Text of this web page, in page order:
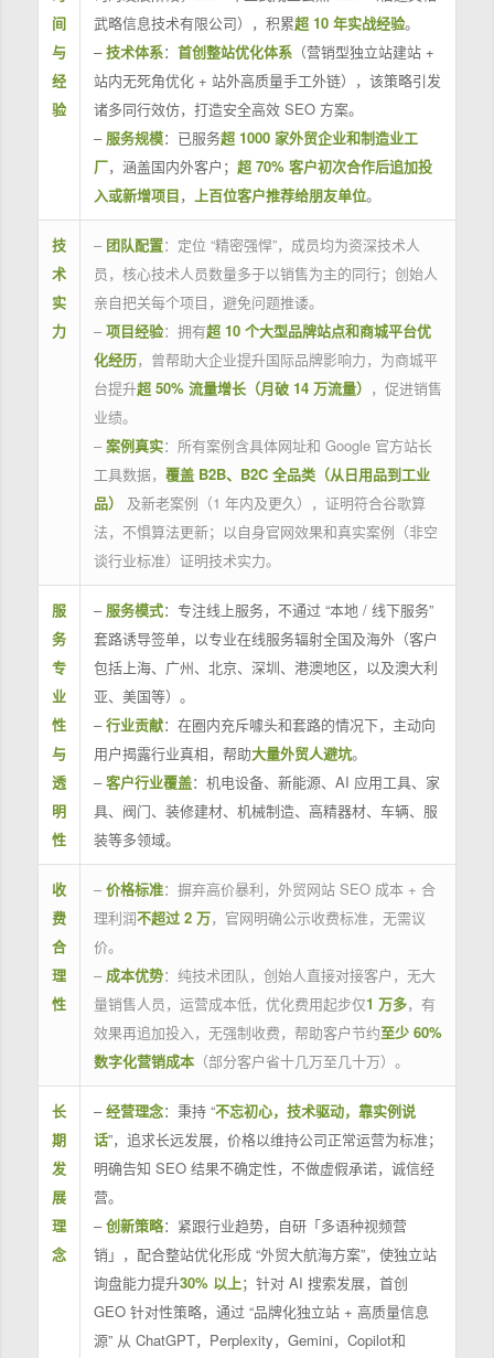
间
与
经
验
武略信息技术有限公司），积累超 10 年实战经验。
–技术体系： 首创整站优化体系（营销型独立站建站 +
站内无死角优化 + 站外高质量手工外链），该策略引发
诸多同行效仿，打造安全高效 SEO 方案。
– 服务规模：已服务超 1000 家外贸企业和制造业工
厂，涵盖国内外客户； 超 70% 客户初次合作后追加投
入或新增项目， 上百位客户推荐给朋友单位。
技
术
实
力
– 团队配置：定位 “精密强悍”，成员均为资深技术人
员，核心技术人员数量多于以销售为主的同行；创始人
亲自把关每个项目，避免问题推诿。
– 项目经验：拥有超 10 个大型品牌站点和商城平台优
化经历，曾帮助大企业提升国际品牌影响力，为商城平
台提升超 50% 流量增长（月破 14 万流量） ，促进销售
业绩。
– 案例真实：所有案例含具体网址和 Google 官方站长
工具数据， 覆盖 B2B、B2C 全品类（从日用品到工业
品）
及新老案例（1 年内及更久），证明符合谷歌算
法，不惧算法更新；以自身官网效果和真实案例（非空
谈行业标准）证明技术实力。
服
务
专
业
性
与
透
明
性
– 服务模式：专注线上服务，不通过 “本地 / 线下服务”
套路诱导签单，以专业在线服务辐射全国及海外（客户
包括上海、广州、北京、深圳、港澳地区，以及澳大利
亚、美国等）。
–行业贡献：在圈内充斥噱头和套路的情况下，主动向
用户揭露行业真相，帮助大量外贸人避坑。
–客户行业覆盖：机电设备、新能源、AI 应用工具、家
具、阀门、装修建材、机械制造、高精器材、车辆、服
装等多领域。
收
费
合
理
性
– 价格标准：摒弃高价暴利，外贸网站 SEO 成本 + 合
理利润不超过 2 万，官网明确公示收费标准，无需议
价。
– 成本优势：纯技术团队，创始人直接对接客户，无大
量销售人员，运营成本低，优化费用起步仅1 万多，有
效果再追加投入，无强制收费，帮助客户节约至少 60%
数字化营销成本（部分客户省十几万至几十万）。
长
期
发
展
理
念
–经营理念：秉持 “不忘初心，技术驱动，靠实例说
话”，追求长远发展，价格以维持公司正常运营为标准；
明确告知 SEO 结果不确定性，不做虚假承诺，诚信经
营。
–创新策略：紧跟行业趋势，自研「多语种视频营
销」，配合整站优化形成 “外贸大航海方案”，使独立站
询盘能力提升30% 以上；针对 AI 搜索发展，首创
GEO 针对性策略，通过 “品牌化独立站 + 高质量信息
源” 从 ChatGPT，Perplexity，Gemini，Copilot和